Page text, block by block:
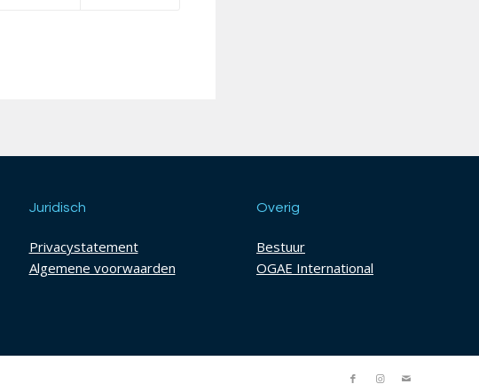
Juridisch
Privacystatement
Algemene voorwaarden
Overig
Bestuur
OGAE International